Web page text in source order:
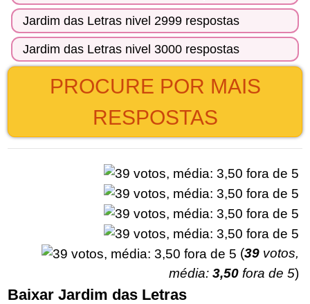
Jardim das Letras nivel 2999 respostas
Jardim das Letras nivel 3000 respostas
PROCURE POR MAIS
RESPOSTAS
(39 votos,
média: 3,50 fora de 5)
Baixar Jardim das Letras